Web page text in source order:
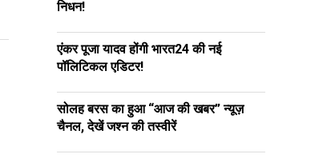
निधन!
एंकर पूजा यादव होंगी भारत24 की नई
पॉलिटिकल एडिटर!
सोलह बरस का हुआ “आज की खबर” न्यूज़
चैनल, देखें जश्न की तस्वीरें